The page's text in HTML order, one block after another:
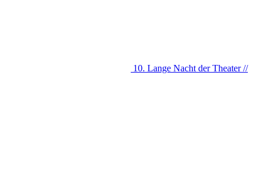
10. Lange Nacht der Theater //